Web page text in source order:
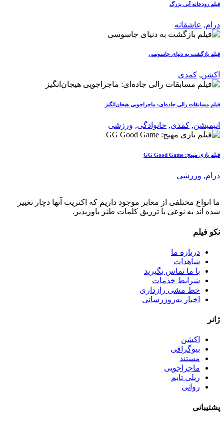
فیلم رودخانه آبی بزرگ
درام, عاشقانه
فیلم بازگشت به دنیای جاسوسی
اکشن, کمدی
فیلم مسابقات رالی جاده‌ای: ماجراجویی هیجان‌انگیز
انیمیشن, کمدی, خانوادگی, ورزشی
فیلم بازی مهیج: GG Good Game
درام, ورزشی
ما انواع مختلفی از معابر موجود داریم که اکثریت آنها دچار تغییر
شده اند به نوعی با تزریق کلمات طنز باورپذیر.
نکو فیلم
درباره ما
شاهدات
با ما تماس بگیرید
شرایط خدمات
خط مشی رازداری
اخبار به‌روزرسانی
ژانر
اکشن
بیوگرافی
مستند
ماجراجویی
ریلی تایم
روانی
پشتیبانی